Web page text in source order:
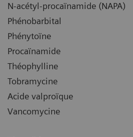
N-acétyl-procaïnamide (NAPA)
Phénobarbital
Phénytoïne
Procaïnamide
Théophylline
Tobramycine
Acide valproïque
Vancomycine